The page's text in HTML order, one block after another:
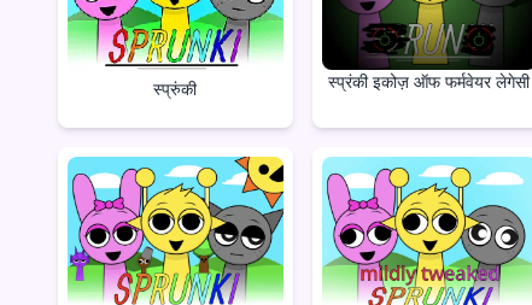
स्प्रुंकी स्प्रंकी इकोज़ ऑफ फर्मवेयर लेगेसी